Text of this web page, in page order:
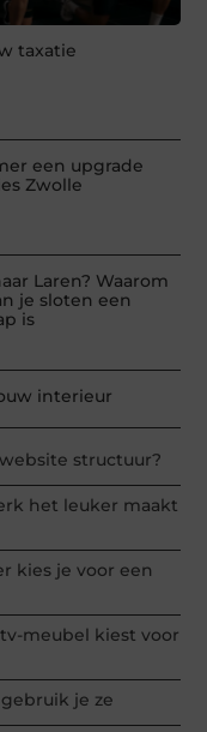
taxatie
een upgrade
Zwolle
Laren? Waarom
je sloten een
is
interieur
structuur?
het leuker maakt
kies je voor een
meubel kiest voor
je ze